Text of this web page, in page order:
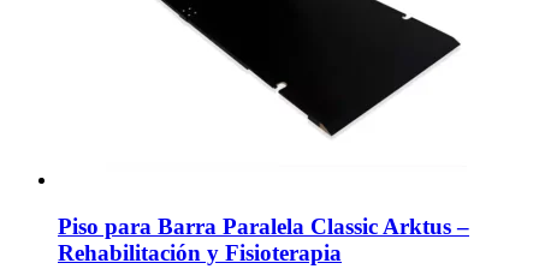
Piso para Barra Paralela Classic Arktus –
Rehabilitación y Fisioterapia